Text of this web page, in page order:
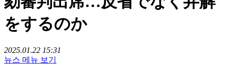
をするのか
2025.01.22 15:31
뉴스 메뉴 보기